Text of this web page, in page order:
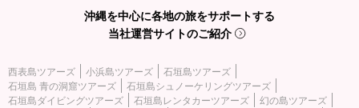
沖縄を中心に各地の旅をサポートする
当社運営サイトのご紹介
西表島ツアーズ 小浜島ツアーズ
石垣島ツアーズ
石垣島 青の洞窟ツアーズ
石垣島シュノーケリングツアーズ
石垣島ダイビングツアーズ
石垣島レンタカーツアーズ
幻の島ツアーズ